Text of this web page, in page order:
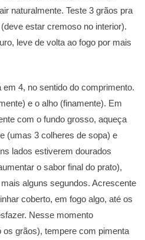
naturalmente. Teste 3 grãos pra
estar cremoso no interior).
leve de volta ao fogo por mais
4, no sentido do comprimento.
e o alho (finamente). Em
com o fundo grosso, aqueça
(umas 3 colheres de sopa) e
lados estiverem dourados
o sabor final do prato),
alguns segundos. Acrescente
coberto, em fogo algo, até os
Nesse momento
grãos), tempere com pimenta